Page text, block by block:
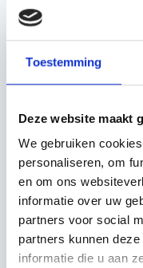
Toestemming
Deze website maakt
We gebruiken
personaliseren, om
en om ons
informatie over uw
partners voor social
partners kunnen
informatie die u aan
€907,50Incl.
Servicenummer:
Merk:
Type: